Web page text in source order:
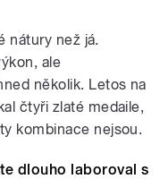
nátury než já.
ale
několik. Letos na
čtyři zlaté medaile,
kombinace nejsou.
dlouho laboroval s